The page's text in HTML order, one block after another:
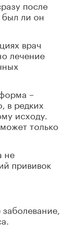
после
ли он
врач
лечение
–
в редких
исходу.
только
не
прививок